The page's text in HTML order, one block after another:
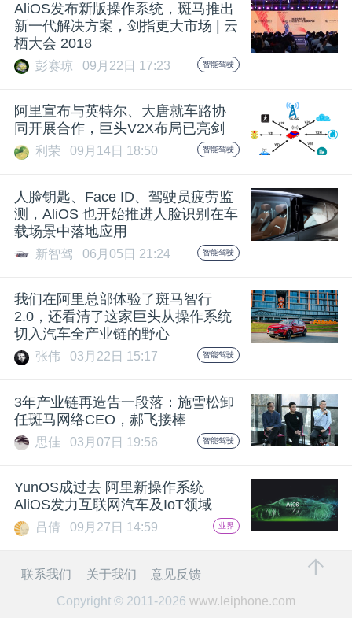
活
中
心
GAIR
题
爱
机
AliOS发布新版操作系统，斑马推出
新一代解决方案，剑指更大市场 | 云
栖大会 2018
彭赛琼 09月22日 17:23 智能驾驶
阿里宣布与英特尔、大唐就车路协
同开展合作，巨头V2X布局已亮剑
利荣 09月14日 18:50 智能驾驶
人脸钥匙、Face ID、驾驶员疲劳监
测，AliOS 也开始推进人脸识别在车
载场景中落地应用
新智驾 06月05日 21:24 智能驾驶
我们在阿里总部体验了斑马智行
2.0，还看清了这家巨头从操作系统
切入汽车全产业链的野心
张伟 03月22日 15:17 智能驾驶
3年产业链再造告一段落：施雪松卸
任斑马网络CEO，郝飞接棒
思佳 03月07日 19:56 智能驾驶
YunOS成过去 阿里新操作系统
AliOS发力互联网汽车及IoT领域
吕倩 09月27日 14:59 业界
联系我们 关于我们
意见反馈
Copyright © 2011-2026 www.leiphone.com